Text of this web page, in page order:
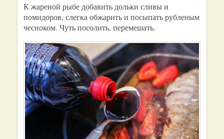
К жареной рыбе добавить дольки сливы и
помидоров, слегка обжарить и посыпать рубленым
чесноком. Чуть посолить, перемешать.